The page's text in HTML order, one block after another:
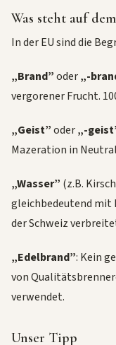
Was steht auf
In der EU sind die
„Brand”oder„-
vergorener Frucht.
„Geist”oder„-
Mazeration in
„Wasser” (z.B.
gleichbedeutend mit
der Schweiz
„Edelbrand”: Kein
von
verwendet.
Unser Tipp